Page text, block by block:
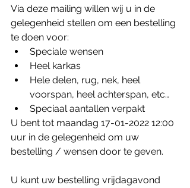
Via deze mailing willen wij u in de
gelegenheid stellen om een bestelling
te doen voor:
Speciale wensen
Heel karkas
Hele delen, rug, nek, heel
voorspan, heel achterspan, etc…
Speciaal aantallen verpakt
U bent tot maandag 17-01-2022 12:00
uur in de gelegenheid om uw
bestelling / wensen door te geven.
U kunt uw bestelling vrijdagavond